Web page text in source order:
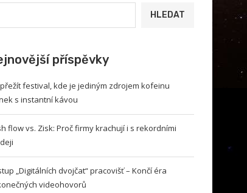
HLEDAT
příspěvky
přežít festival, kde je jediným zdrojem kofeinu
s instantní kávou
flow vs. Zisk: Proč firmy krachují i s rekordními
„Digitálních dvojčat“ pracovišť – Končí éra
videohovorů